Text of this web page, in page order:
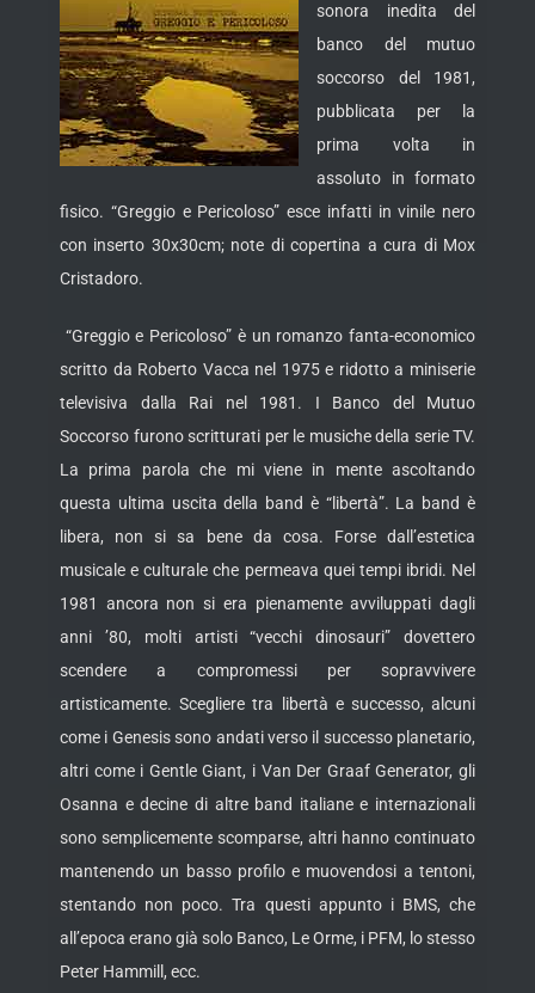
sonora inedita del
banco del mutuo
soccorso del 1981,
pubblicata per la
prima volta in
assoluto in formato
fisico. “Greggio e Pericoloso” esce infatti in vinile nero
con inserto 30x30cm; note di copertina a cura di Mox
Cristadoro.
“Greggio e Pericoloso” è un romanzo fanta-economico
scritto da Roberto Vacca nel 1975 e ridotto a miniserie
televisiva dalla Rai nel 1981. I Banco del Mutuo
Soccorso furono scritturati per le musiche della serie TV.
La prima parola che mi viene in mente ascoltando
questa ultima uscita della band è “libertà”. La band è
libera, non si sa bene da cosa. Forse dall’estetica
musicale e culturale che permeava quei tempi ibridi. Nel
1981 ancora non si era pienamente avviluppati dagli
anni ’80, molti artisti “vecchi dinosauri” dovettero
scendere a compromessi per sopravvivere
artisticamente. Scegliere tra libertà e successo, alcuni
come i Genesis sono andati verso il successo planetario,
altri come i Gentle Giant, i Van Der Graaf Generator, gli
Osanna e decine di altre band italiane e internazionali
sono semplicemente scomparse, altri hanno continuato
mantenendo un basso profilo e muovendosi a tentoni,
stentando non poco. Tra questi appunto i BMS, che
all’epoca erano già solo Banco, Le Orme, i PFM, lo stesso
Peter Hammill, ecc.